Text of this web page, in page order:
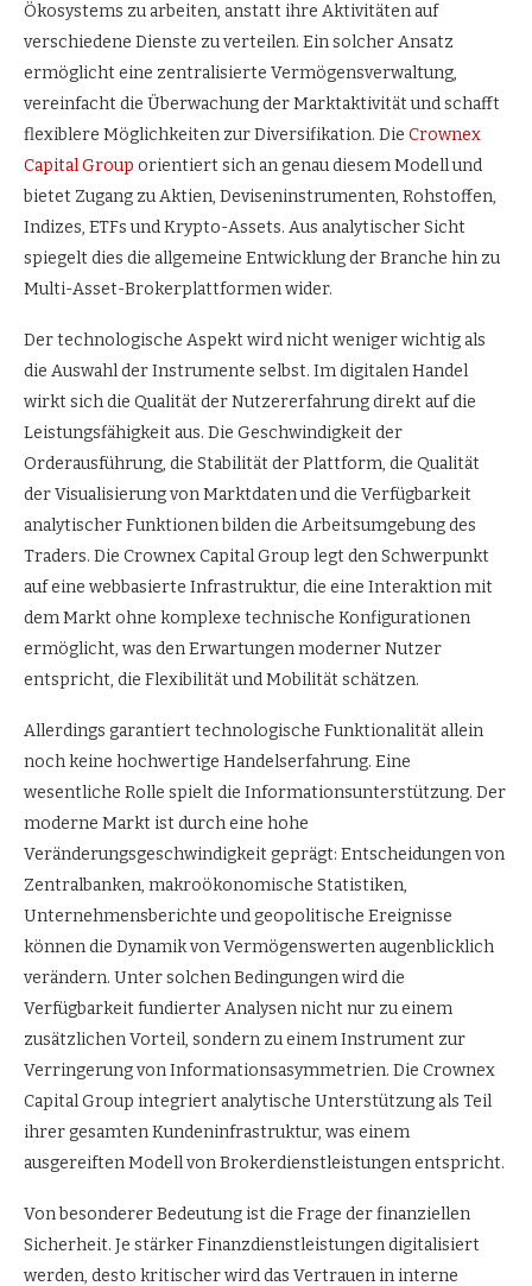
Ökosystems zu arbeiten, anstatt ihre Aktivitäten auf
verschiedene Dienste zu verteilen. Ein solcher Ansatz
ermöglicht eine zentralisierte Vermögensverwaltung,
vereinfacht die Überwachung der Marktaktivität und schafft
flexiblere Möglichkeiten zur Diversifikation. Die Crownex
Capital Group orientiert sich an genau diesem Modell und
bietet Zugang zu Aktien, Deviseninstrumenten, Rohstoffen,
Indizes, ETFs und Krypto-Assets. Aus analytischer Sicht
spiegelt dies die allgemeine Entwicklung der Branche hin zu
Multi-Asset-Brokerplattformen wider.
Der technologische Aspekt wird nicht weniger wichtig als
die Auswahl der Instrumente selbst. Im digitalen Handel
wirkt sich die Qualität der Nutzererfahrung direkt auf die
Leistungsfähigkeit aus. Die Geschwindigkeit der
Orderausführung, die Stabilität der Plattform, die Qualität
der Visualisierung von Marktdaten und die Verfügbarkeit
analytischer Funktionen bilden die Arbeitsumgebung des
Traders. Die Crownex Capital Group legt den Schwerpunkt
auf eine webbasierte Infrastruktur, die eine Interaktion mit
dem Markt ohne komplexe technische Konfigurationen
ermöglicht, was den Erwartungen moderner Nutzer
entspricht, die Flexibilität und Mobilität schätzen.
Allerdings garantiert technologische Funktionalität allein
noch keine hochwertige Handelserfahrung. Eine
wesentliche Rolle spielt die Informationsunterstützung. Der
moderne Markt ist durch eine hohe
Veränderungsgeschwindigkeit geprägt: Entscheidungen von
Zentralbanken, makroökonomische Statistiken,
Unternehmensberichte und geopolitische Ereignisse
können die Dynamik von Vermögenswerten augenblicklich
verändern. Unter solchen Bedingungen wird die
Verfügbarkeit fundierter Analysen nicht nur zu einem
zusätzlichen Vorteil, sondern zu einem Instrument zur
Verringerung von Informationsasymmetrien. Die Crownex
Capital Group integriert analytische Unterstützung als Teil
ihrer gesamten Kundeninfrastruktur, was einem
ausgereiften Modell von Brokerdienstleistungen entspricht.
Von besonderer Bedeutung ist die Frage der finanziellen
Sicherheit. Je stärker Finanzdienstleistungen digitalisiert
werden, desto kritischer wird das Vertrauen in interne